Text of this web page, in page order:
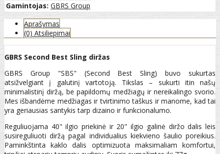
Gamintojas: GBRS Group
Aprašymas
(0) Atsiliepimai
GBRS Second Best Sling diržas
GBRS Group "SBS" (Second Best Sling) buvo sukurtas
atsižvelgiant į galutinį vartotoją. Tikslas – sukurti itin našų
minimalistinį diržą, be papildomų medžiagų ir nereikalingo svorio.
Mes išbandėme medžiagas ir tvirtinimo taškus ir manome, kad tai
yra geriausias santykis tarp dizaino ir funkcionalumo.
Reguliuojama 40" ilgio priekinė ir 20" ilgio galinė diržo dalis leis
susireguliuoti diržą pagal individualius kiekvieno šaulio poreikius.
Paminkštinta kaklo dalis optimizuota maksimaliam komfortui,